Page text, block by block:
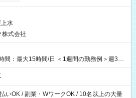
水
株式会社
間：最大15時間/日 ＜1週間の勤務例＞週3回
み：火・木・土・日 好きな時にお仕事
いOK / 副業・WワークOK / 10名以上の大量